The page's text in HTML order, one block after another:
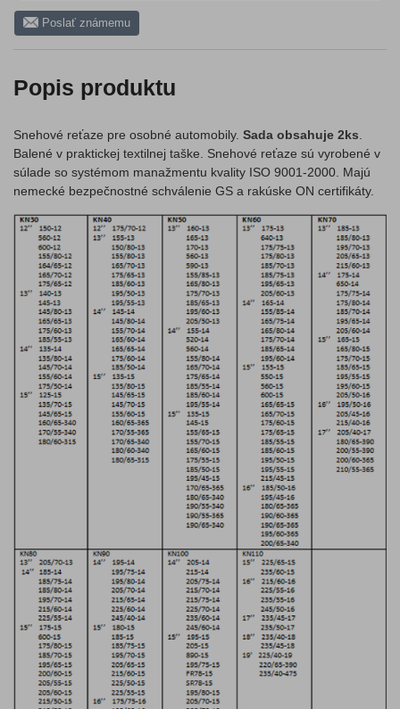
Poslať známemu
Popis produktu
Snehové reťaze pre osobné automobily. Sada obsahuje 2ks
Balené v praktickej textilnej taške. Snehové reťaze sú vyrobené v
súlade so systémom manažmentu kvality ISO 9001-2000. Majú
nemecké bezpečnostné schválenie GS a rakúske ON certifikáty.